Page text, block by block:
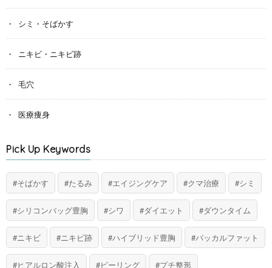
シミ・そばかす
ニキビ・ニキビ跡
毛穴
医療痩身
Pick Up Keywords
そばかす たるみ エイジングケア クマ治療 シミ
シリコンバッグ豊胸 シワ ダイエット ダウンタイム
ニキビ ニキビ跡 ハイブリッド豊胸 バッカルファット
ヒアルロン酸注入 ピーリング プチ整形